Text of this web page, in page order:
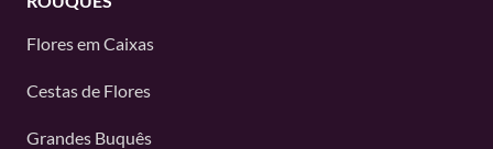
Flores em Caixas
Cestas de Flores
Grandes Buquês